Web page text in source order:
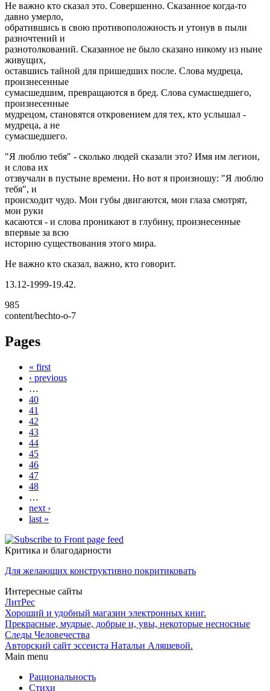
Hе важно кто сказал это. Совершенно. Сказанное когда-то
давно умерло,
обратившись в свою противоположность и утонув в пыли
разночтений и
разнотолкований. Сказанное не было сказано никому из ныне
живущих,
оставшись тайной для пришедших после. Слова мудреца,
произнесенные
сумасшедшим, превращаются в бред. Слова сумасшедшего,
произнесенные
мудрецом, становятся откровением для тех, кто услышал -
мудреца, а не
сумасшедшего.
"Я люблю тебя" - сколько людей сказали это? Имя им легион,
и слова их
отзвучали в пустыне времени. Hо вот я произношу: "Я люблю
тебя", и
происходит чудо. Мои губы двигаются, мои глаза смотрят,
мои руки
касаются - и слова проникают в глубину, произнесенные
впервые за всю
историю существования этого мира.
Hе важно кто сказал, важно, кто говорит.
13.12-1999-19.42.
985
content/hechto-o-7
Pages
« first
‹ previous
…
40
41
42
43
44
45
46
47
48
…
next ›
last »
Критика и благодарности
Для желающих конструктивно покритиковать
Интересные сайты
ЛитРес
Хороший и удобный магазин электронных книг.
Прекрасные, мудрые, добрые и, увы, некоторые несносные
Следы Человечества
Авторский сайт эссеиста Натальи Аляшевой.
Main menu
Рациональность
Стихи